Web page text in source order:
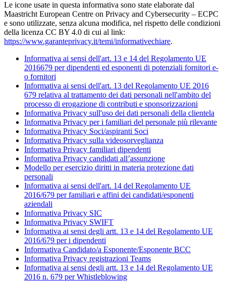
Le icone usate in questa informativa sono state elaborate dal
Maastricht European Centre on Privacy and Cybersecurity – ECPC
e sono utilizzate, senza alcuna modifica, nel rispetto delle condizioni
della licenza CC BY 4.0 di cui al link:
https://www.garanteprivacy.it/temi/informativechiare.
Informativa ai sensi dell'art. 13 e 14 del Regolamento UE
2016679 per dipendenti ed esponenti di potenziali fornitori e-
o fornitori
Informativa ai sensi dell'art. 13 del Regolamento UE 2016
679 relativa al trattamento dei dati personali nell'ambito del
processo di erogazione di contributi e sponsorizzazioni
Informativa Privacy sull'uso dei dati personali della clientela
Informativa Privacy per i familiari del personale più rilevante
Informativa Privacy Soci/aspiranti Soci
Informativa Privacy sulla videosorveglianza
Informativa Privacy familiari dipendenti
Informativa Privacy candidati all’assunzione
Modello per esercizio diritti in materia protezione dati
personali
Informativa ai sensi dell'art. 14 del Regolamento UE
2016/679 per familiari e affini dei candidati/esponenti
aziendali
Informativa Privacy SIC
Informativa Privacy SWIFT
Informativa ai sensi degli artt. 13 e 14 del Regolamento UE
2016/679 per i dipendenti
Informativa Candidato/a Esponente/Esponente BCC
Informativa Privacy registrazioni Teams
Informativa ai sensi degli artt. 13 e 14 del Regolamento UE
2016 n. 679 per Whistleblowing